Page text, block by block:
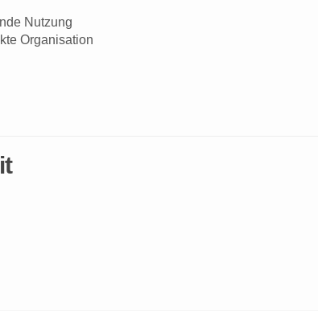
Nutzung
Organisation